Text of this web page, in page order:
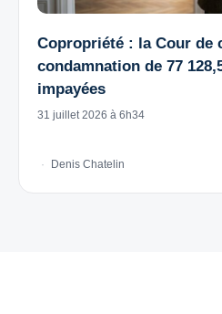
Copropriété : la Cour de
condamnation de 77
impayées
31 juillet 2026 à 6h34
Denis Chatelin